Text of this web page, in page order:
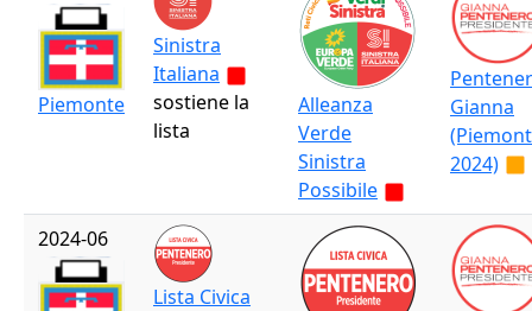
Piemonte
Sinistra
Italiana
sostiene la
lista
Alleanza
Verde
Sinistra
Possibile
Gianna
2024)
2024-06
Lista Civica